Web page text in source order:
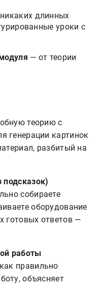
длинных
уроки с
— от теории
теорию с
генерации картинок
разбитый на
подсказок)
собираете
оборудование
готовых ответов —
работы
правильно
объясняет